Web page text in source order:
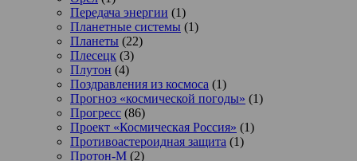
Передача энергии (1)
Планетные системы (1)
Планеты (22)
Плесецк (3)
Плутон (4)
Поздравления из космоса (1)
Прогноз «космической погоды» (1)
Прогресс (86)
Проект «Космическая Россия» (1)
Противоастероидная защита (1)
Протон-М (2)